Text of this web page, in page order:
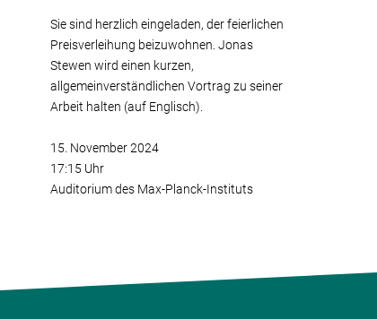
Sie sind herzlich eingeladen, der feierlichen
Preisverleihung beizuwohnen. Jonas
Stewen wird einen kurzen,
allgemeinverständlichen Vortrag zu seiner
Arbeit halten (auf Englisch).
15. November 2024
17:15 Uhr
Auditorium des Max-Planck-Instituts